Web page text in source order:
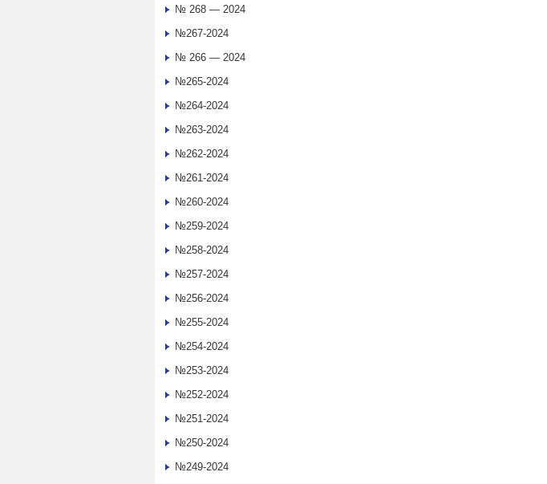
№ 268 — 2024
№267-2024
№ 266 — 2024
№265-2024
№264-2024
№263-2024
№262-2024
№261-2024
№260-2024
№259-2024
№258-2024
№257-2024
№256-2024
№255-2024
№254-2024
№253-2024
№252-2024
№251-2024
№250-2024
№249-2024